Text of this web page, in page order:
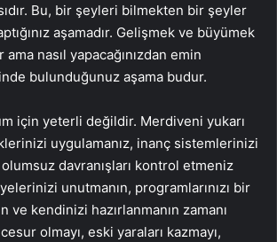
Bu, bir şeyleri bilmekten bir şeyler
aşamadır. Gelişmek ve büyümek
nasıl yapacağınızdan emin
bulunduğunuz aşama budur.
için yeterli değildir. Merdiveni yukarı
uygulamanız, inanç sistemlerinizi
davranışları kontrol etmeniz
unutmanın, programlarınızı bir
ve kendinizi hazırlanmanın zamanı
olmayı, eski yaraları kazmayı,